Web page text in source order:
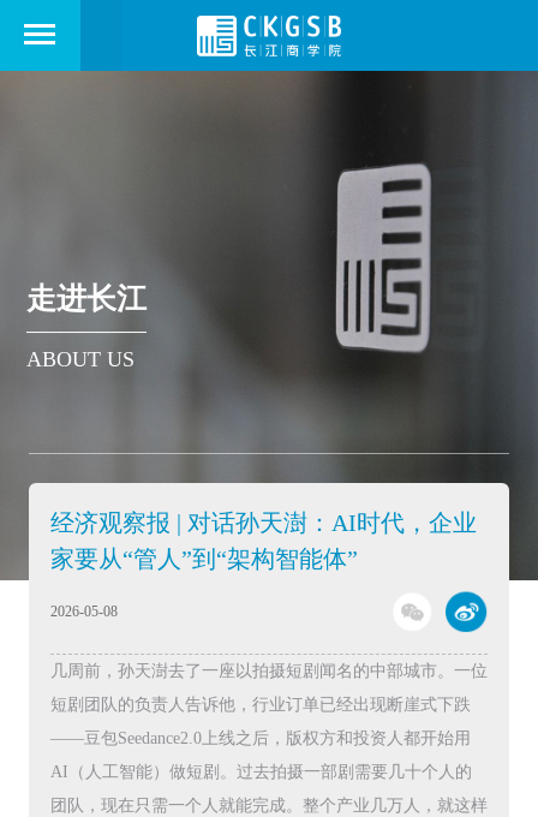
走进长江
ABOUT US
经济观察报 | 对话孙天澍：AI时代，企业
家要从“管人”到“架构智能体”
2026-05-08
几周前，孙天澍去了一座以拍摄短剧闻名的中部城市。一位
短剧团队的负责人告诉他，行业订单已经出现断崖式下跌
——豆包Seedance2.0上线之后，版权方和投资人都开始用
AI（人工智能）做短剧。过去拍摄一部剧需要几十个人的
团队，现在只需一个人就能完成。整个产业几万人，就这样